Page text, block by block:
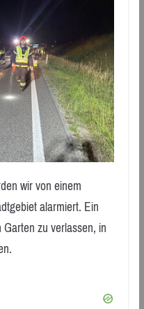
wir von einem
alarmiert. Ein
zu verlassen, in